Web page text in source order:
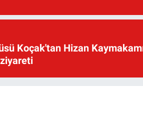
Koçak'tan Hizan
ziyareti